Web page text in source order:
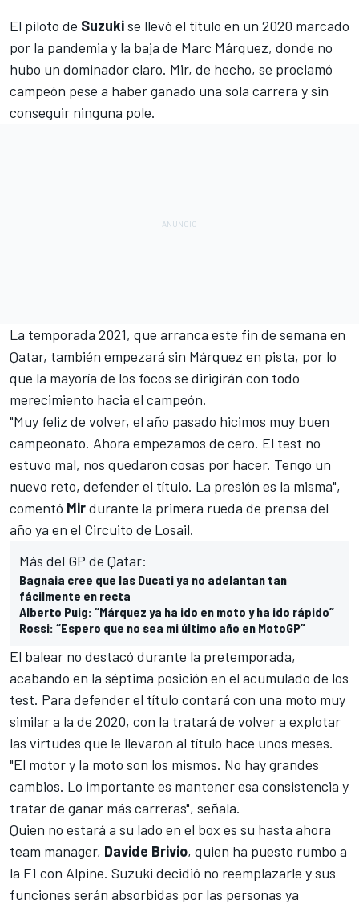
El piloto de Suzukise llevó el título en un 2020 marcado
por la pandemia y la baja de Marc Márquez, donde no
hubo un dominador claro. Mir, de hecho, se proclamó
campeón pese a haber ganado una sola carrera y sin
conseguir ninguna pole.
La temporada 2021, que arranca este fin de semana en
Qatar, también empezará sin Márquez en pista, por lo
que la mayoría de los focos se dirigirán con todo
merecimiento hacia el campeón.
"Muy feliz de volver, el año pasado hicimos muy buen
campeonato. Ahora empezamos de cero. El test no
estuvo mal, nos quedaron cosas por hacer. Tengo un
nuevo reto, defender el título. La presión es la misma",
comentó Mirdurante la primera rueda de prensa del
año ya en el Circuito de Losail.
Más del GP de Qatar:
Bagnaia cree que las Ducati ya no adelantan tan
fácilmente en recta
Alberto Puig: “Márquez ya ha ido en moto y ha ido rápido”
Rossi: “Espero que no sea mi último año en MotoGP”
El balear no destacó durante la pretemporada,
acabando en la séptima posición en el acumulado de los
test. Para defender el título contará con una moto muy
similar a la de 2020, con la tratará de volver a explotar
las virtudes que le llevaron al título hace unos meses.
"El motor y la moto son los mismos. No hay grandes
cambios. Lo importante es mantener esa consistencia y
tratar de ganar más carreras", señala.
Quien no estará a su lado en el box es su hasta ahora
team manager, Davide Brivio, quien ha puesto rumbo a
la F1 con Alpine. Suzuki decidió no reemplazarle y sus
funciones serán absorbidas por las personas ya